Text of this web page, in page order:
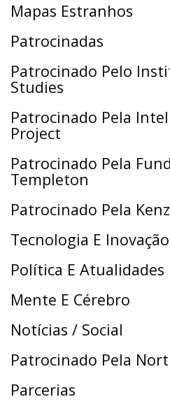
Mapas Estranhos
Patrocinadas
Patrocinado Pelo
Studies
Patrocinado Pela
Project
Patrocinado Pela
Templeton
Patrocinado Pela
Tecnologia E Inovação
Política E Atualidades
Mente E Cérebro
Notícias / Social
Patrocinado Pela
Parcerias